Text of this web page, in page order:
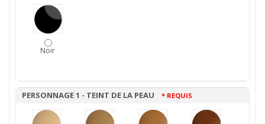
Noir
PERSONNAGE 1 - TEINT DE LA PEAU * REQUIS